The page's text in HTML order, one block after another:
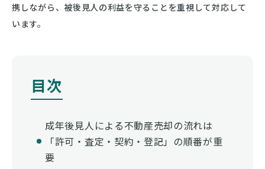
携しながら、被後見人の利益を守ることを重視して対応して
います。
成年後見人による不動産売却の流れは
「許可・査定・契約・登記」の順番が重
要